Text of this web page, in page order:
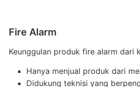
Fire Alarm
Keunggulan produk fire alarm dari
Hanya menjual produk dari
Didukung teknisi yang